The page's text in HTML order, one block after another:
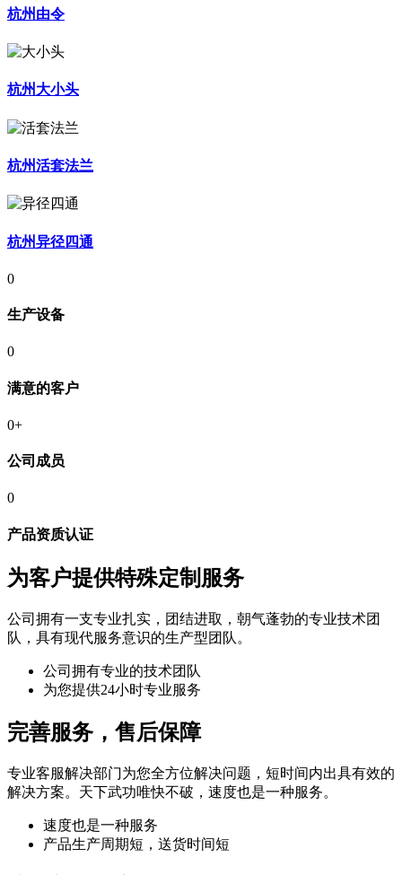
杭州由令
杭州大小头
杭州活套法兰
杭州异径四通
0
生产设备
0
满意的客户
0+
公司成员
0
产品资质认证
为客户提供特殊定制服务
公司拥有一支专业扎实，团结进取，朝气蓬勃的专业技术团
队，具有现代服务意识的生产型团队。
公司拥有专业的技术团队
为您提供24小时专业服务
完善服务，售后保障
专业客服解决部门为您全方位解决问题，短时间内出具有效的
解决方案。天下武功唯快不破，速度也是一种服务。
速度也是一种服务
产品生产周期短，送货时间短